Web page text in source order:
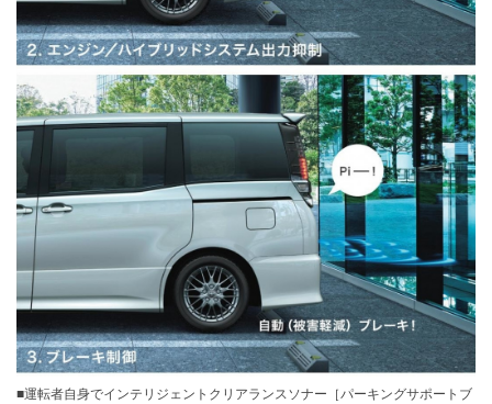
■運転者自身でインテリジェントクリアランスソナー［パーキングサポートブ